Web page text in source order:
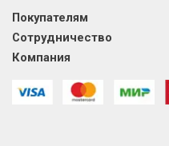
Покупателям
Сотрудничество
Компания